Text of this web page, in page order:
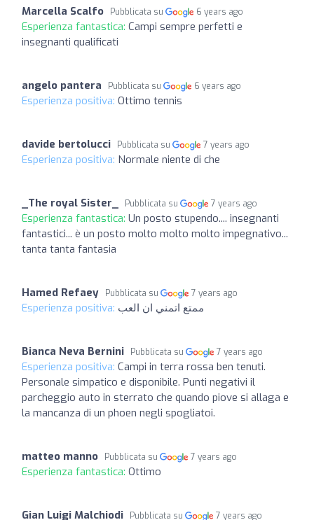
Marcella Scalfo Pubblicata su 6 years ago
Esperienza fantastica: Campi sempre perfetti e
insegnanti qualificati
angelo pantera Pubblicata su 6 years ago
Esperienza positiva: Ottimo tennis
davide bertolucci Pubblicata su 7 years ago
Esperienza positiva: Normale niente di che
_The royal Sister_ Pubblicata su 7 years ago
Esperienza fantastica: Un posto stupendo.... insegnanti
fantastici... è un posto molto molto molto impegnativo...
tanta tanta fantasia
Hamed Refaey Pubblicata su 7 years ago
Esperienza positiva: ممتع اتمني ان العب
Bianca Neva Bernini Pubblicata su 7 years ago
Esperienza positiva: Campi in terra rossa ben tenuti.
Personale simpatico e disponibile. Punti negativi il
parcheggio auto in sterrato che quando piove si allaga e
la mancanza di un phoen negli spogliatoi.
matteo manno Pubblicata su 7 years ago
Esperienza fantastica: Ottimo
Gian Luigi Malchiodi Pubblicata su 7 years ago